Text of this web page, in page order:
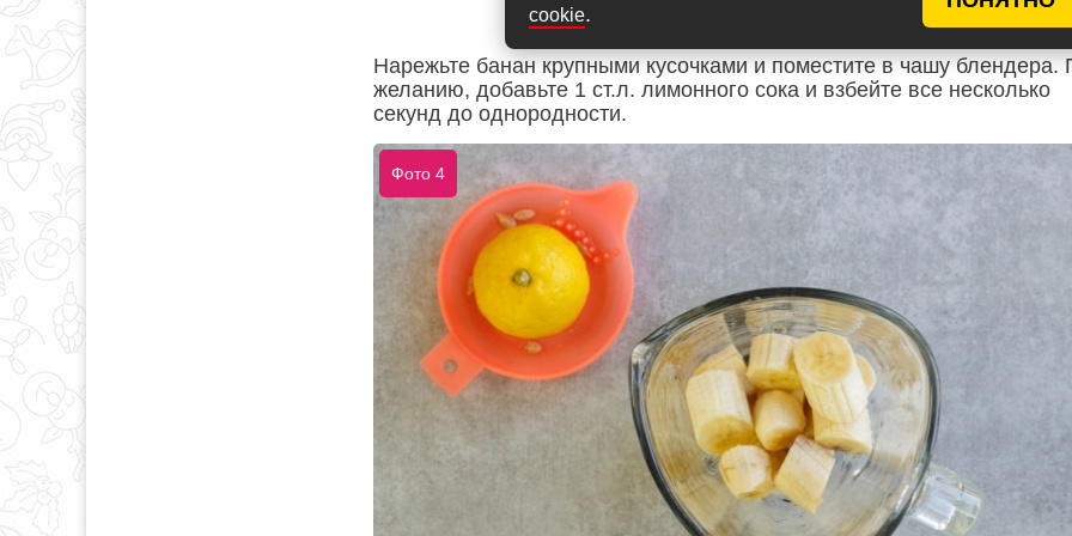
cookie.
Нарежьте банан крупными кусочками и поместите в чашу блендера.
желанию, добавьте 1 ст.л. лимонного сока и взбейте все несколько
секунд до однородности.
Фото 4